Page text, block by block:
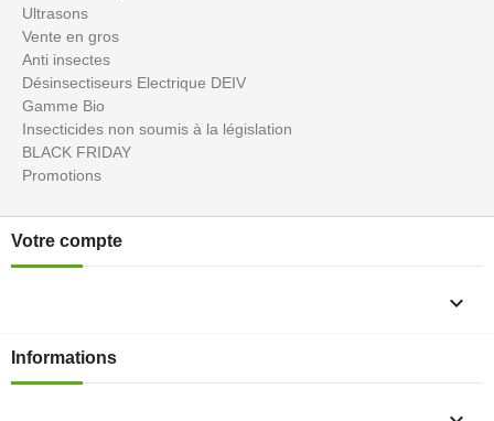
Ultrasons
Vente en gros
Anti insectes
Désinsectiseurs Electrique DEIV
Gamme Bio
Insecticides non soumis à la législation
BLACK FRIDAY
Promotions
Votre compte

Informations